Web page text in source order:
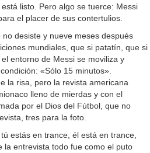
listo. Pero algo se tuerce: Messi
el placer de sus contertulios.
no desiste y nueve meses después
mundiales, que si patatín, que si
entorno de Messi se moviliza y
«Sólo 15 minutos».
la risa, pero la revista americana
lleno de mierdas y con el
por el Dios del Fútbol, que no
tres para la foto.
estás en trance, él está en trance,
entrevista todo fue como el puto